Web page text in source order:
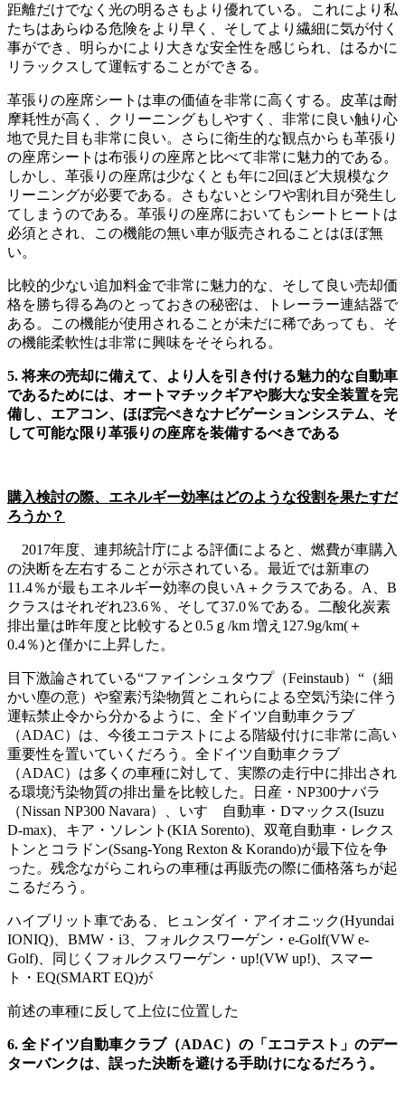
距離だけでなく光の明るさもより優れている。これにより私
たちはあらゆる危険をより早く、そしてより繊細に気が付く
事ができ、明らかにより大きな安全性を感じられ、はるかに
リラックスして運転することができる。
革張りの座席シートは車の価値を非常に高くする。皮革は耐
摩耗性が高く、クリーニングもしやすく、非常に良い触り心
地で見た目も非常に良い。さらに衛生的な観点からも革張り
の座席シートは布張りの座席と比べて非常に魅力的である。
しかし、革張りの座席は少なくとも年に2回ほど大規模なク
リーニングが必要である。さもないとシワや割れ目が発生し
てしまうのである。革張りの座席においてもシートヒートは
必須とされ、この機能の無い車が販売されることはほぼ無
い。
比較的少ない追加料金で非常に魅力的な、そして良い売却価
格を勝ち得る為のとっておきの秘密は、トレーラー連結器で
ある。この機能が使用されることが未だに稀であっても、そ
の機能柔軟性は非常に興味をそそられる。
5. 将来の売却に備えて、より人を引き付ける魅力的な自動車
であるためには、オートマチックギアや膨大な安全装置を完
備し、エアコン、ほぼ完ぺきなナビゲーションシステム、そ
して可能な限り革張りの座席を装備するべきである
購入検討の際、エネルギー効率はどのような役割を果たすだ
ろうか？
2017年度、連邦統計庁による評価によると、燃費が車購入
の決断を左右することが示されている。最近では新車の
11.4％が最もエネルギー効率の良いA＋クラスである。A、B
クラスはそれぞれ23.6％、そして37.0％である。二酸化炭素
排出量は昨年度と比較すると0.5ｇ/km 増え127.9g/km(＋
0.4％)と僅かに上昇した。
目下激論されている“ファインシュタウプ（Feinstaub）“（細
かい塵の意）や窒素汚染物質とこれらによる空気汚染に伴う
運転禁止令から分かるように、全ドイツ自動車クラブ
（ADAC）は、今後エコテストによる階級付けに非常に高い
重要性を置いていくだろう。全ドイツ自動車クラブ
（ADAC）は多くの車種に対して、実際の走行中に排出され
る環境汚染物質の排出量を比較した。日産・NP300ナバラ
（Nissan NP300 Navara）、いすゞ自動車・Dマックス(Isuzu
D-max)、キア・ソレント(KIA Sorento)、双竜自動車・レクス
トンとコラドン(Ssang-Yong Rexton & Korando)が最下位を争
った。残念ながらこれらの車種は再販売の際に価格落ちが起
こるだろう。
ハイブリット車である、ヒュンダイ・アイオニック(Hyundai
IONIQ)、BMW・i3、フォルクスワーゲン・e-Golf(VW e-
Golf)、同じくフォルクスワーゲン・up!(VW up!)、スマー
ト・EQ(SMART EQ)が
前述の車種に反して上位に位置した
6. 全ドイツ自動車クラブ（ADAC）の「エコテスト」のデー
ターバンクは、誤った決断を避ける手助けになるだろう。